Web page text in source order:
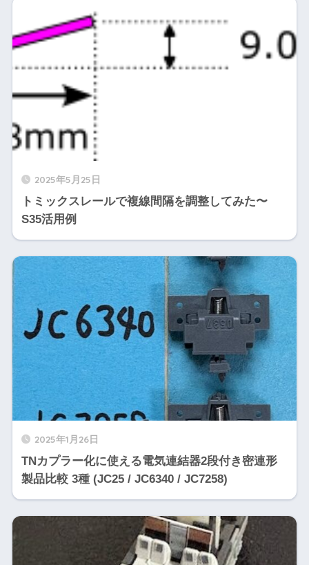
2025年5月25日
トミックスレールで複線間隔を調整してみた〜
S35活用例
2025年1月26日
TNカプラー化に使える電気連結器2段付き密連形
製品比較 3種 (JC25 / JC6340 / JC7258)